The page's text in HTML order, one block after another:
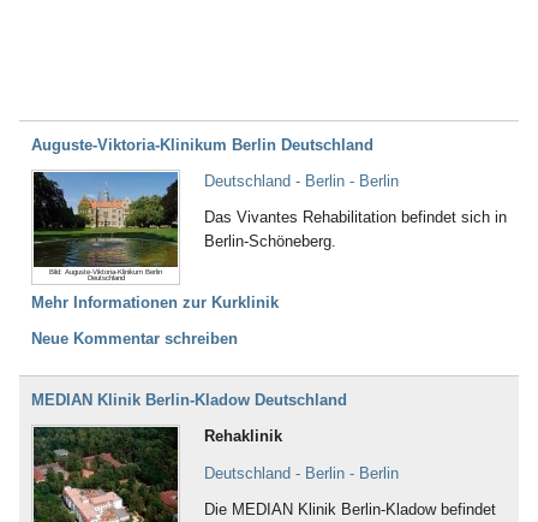
Auguste-Viktoria-Klinikum Berlin Deutschland
Bild: Auguste-Viktoria-Klinikum Berlin
Deutschland
Deutschland - Berlin - Berlin
Das Vivantes Rehabilitation befindet sich in
Berlin-Schöneberg.
Mehr Informationen zur Kurklinik
Neue Kommentar schreiben
MEDIAN Klinik Berlin-Kladow Deutschland
Rehaklinik
Deutschland - Berlin - Berlin
Die MEDIAN Klinik Berlin-Kladow befindet